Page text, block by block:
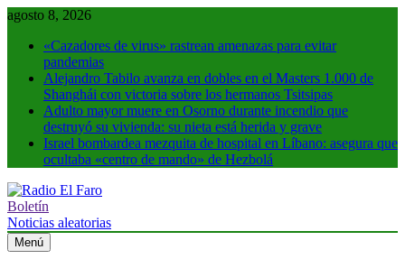
Saltar
contenido
agosto 8, 2026
«Cazadores de virus» rastrean amenazas para evitar
pandemias
Alejandro Tabilo avanza en dobles en el Masters 1.000 de
Shanghái con victoria sobre los hermanos Tsitsipas
Adulto mayor muere en Osorno durante incendio que
destruyó su vivienda: su nieta está herida y grave
Israel bombardea mezquita de hospital en Líbano: asegura que
ocultaba «centro de mando» de Hezbolá
Radio El Faro
Noticias y más
Boletín
Noticias aleatorias
Menú